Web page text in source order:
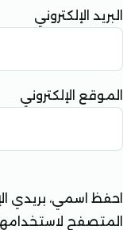
الإلكتروني
الإلكتروني
بريدي
لاستخدامها